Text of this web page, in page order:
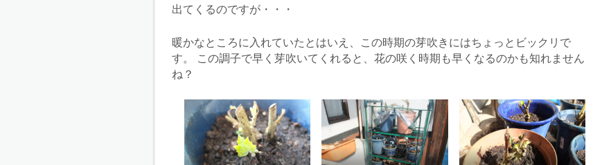
出てくるのですが・・・
暖かなところに入れていたとはいえ、この時期の芽吹きにはちょっとビックリで
す。 この調子で早く芽吹いてくれると、花の咲く時期も早くなるのかも知れません
ね？